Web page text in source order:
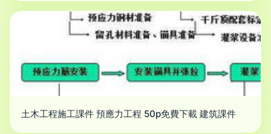
土木工程施工課件 預應力工程 50p免費下載 建筑課件